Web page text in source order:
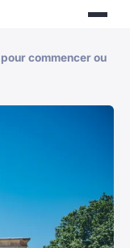
commencer ou